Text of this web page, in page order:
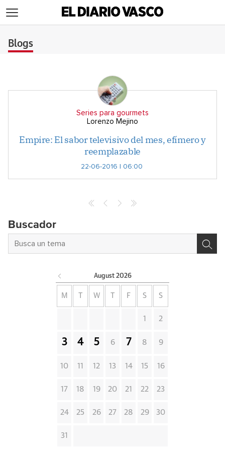
Blogs
Series para gourmets
Lorenzo Mejino
Empire: El sabor televisivo del mes, efímero y
reemplazable
22-06-2016 | 06:00
Buscador
August 2026
M W F S S
1 2
3 4 5 6 7 8 9
10 11 12 13 14 15 16
17 18 19 20 21 22 23
24 25 26 27 28 29 30
31